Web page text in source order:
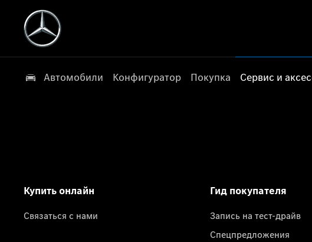
Автомобили Конфигуратор Покупка Сервис и
Купить онлайн
Связаться с нами
Гид покупателя
Запись на тест-драйв
Спецпредложения